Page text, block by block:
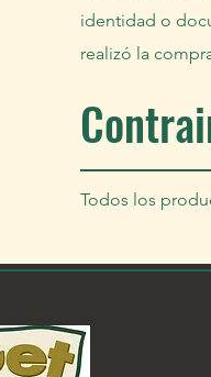
identidad o
realizó la
Todos los